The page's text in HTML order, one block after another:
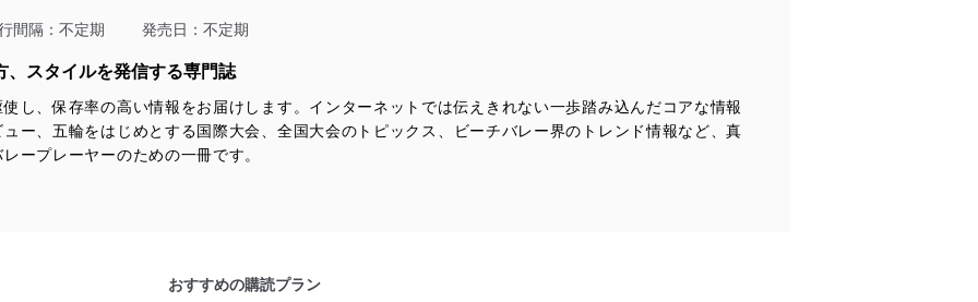
させます。
安全性を確保するために、下記セキュリティ対策をはじめとする安全対策を実施し、個人情報の
及び是正に努めます。
るユーザー制御機能（ユーザーアカウント制御）により、個人情報データベース等を取り扱う情報
間隔：不定期 発売日：不定期
、スタイルを発信する専門誌
し、保存率の高い情報をお届けします。インターネットでは伝えきれない一歩踏み込んだコアな情報
ー、五輪をはじめとする国際大会、全国大会のトピックス、ビーチバレー界のトレンド情報など、真
ープレーヤーのための一冊です。
おすすめの購読プラン